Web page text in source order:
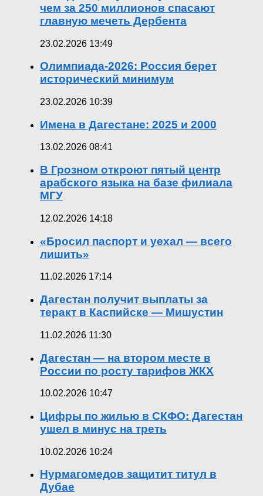
чем за 250 миллионов спасают
главную мечеть Дербента
23.02.2026 13:49
Олимпиада-2026: Россия берет
исторический минимум
23.02.2026 10:39
Имена в Дагестане: 2025 и 2000
13.02.2026 08:41
В Грозном откроют пятый центр
арабского языка на базе филиала
МГУ
12.02.2026 14:18
«Бросил паспорт и уехал — всего
лишить»
11.02.2026 17:14
Дагестан получит выплаты за
теракт в Каспийске — Мишустин
11.02.2026 11:30
Дагестан — на втором месте в
России по росту тарифов ЖКХ
10.02.2026 10:47
Цифры по жилью в СКФО: Дагестан
ушел в минус на треть
10.02.2026 10:24
Нурмагомедов защитит титул в
Дубае